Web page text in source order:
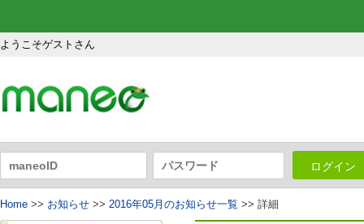
ようこそゲストさん
ログイン
Home >> お知らせ >> 2016年05月のお知らせ一覧 >> 詳細